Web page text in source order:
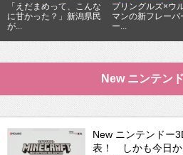
「えだまめって、こんな
に甘かった？」新潟県民
が...
プリングルズ×ウ
マンの新フレーバ
ー...
New ニンテン
New ニンテンドー
表！ しかも今日か